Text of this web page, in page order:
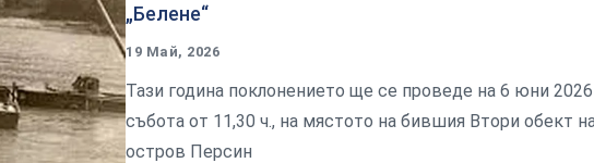
„Белене“
19 Май, 2026
Тази година поклонението ще се проведе на 6 юни 2026
събота от 11,30 ч., на мястото на бившия Втори обект
остров Персин